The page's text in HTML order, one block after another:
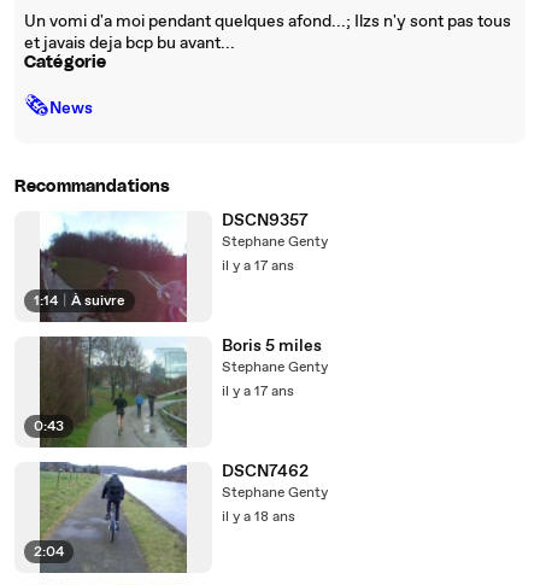
Un vomi d'a moi pendant quelques afond...; Ilzs n'y sont pas tous
et javais deja bcp bu avant...
Catégorie
🗞News
Recommandations
1:14 À suivre
DSCN9357
Stephane Genty
il y a 17 ans
0:43
Boris 5 miles
Stephane Genty
il y a 17 ans
2:04
DSCN7462
Stephane Genty
il y a 18 ans